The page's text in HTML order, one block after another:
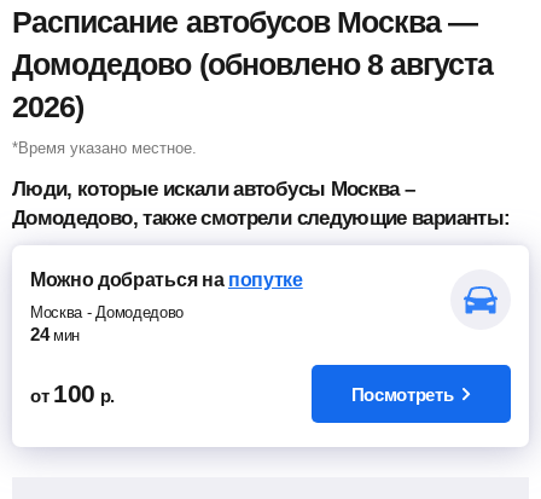
Расписание автобусов Москва —
Домодедово (обновлено 8 августа
2026)
*Время указано местное.
Люди, которые искали автобусы Москва –
Домодедово, также смотрели следующие варианты:
Можно добратьсяна попутке
Москва-Домодедово
24 мин
от 100 р. Посмотреть